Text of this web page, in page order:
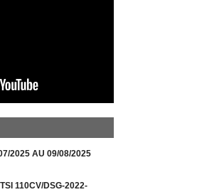
2025 AU 09/08/2025
110CV/DSG-2022-